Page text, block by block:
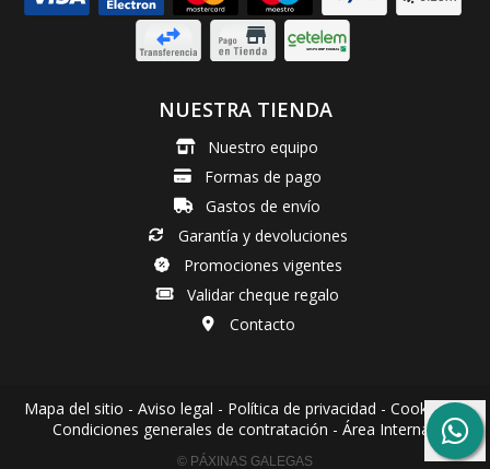
NUESTRA TIENDA
Nuestro equipo
Formas de pago
Gastos de envío
Garantía y devoluciones
Promociones vigentes
Validar cheque regalo
Contacto
Mapa del sitio - Aviso legal - Política de privacidad - Cookies-
Condiciones generales de contratación - Área Interna
© PÁXINAS GALEGAS